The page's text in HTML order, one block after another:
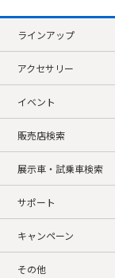
ラインアップ
アクセサリー
イベント
販売店検索
展示車・試乗車検索
サポート
キャンペーン
その他